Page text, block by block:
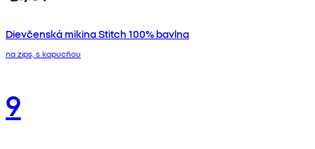
Dievčenská mikina Stitch 100% bavlna
na zips, s kapucňou
9